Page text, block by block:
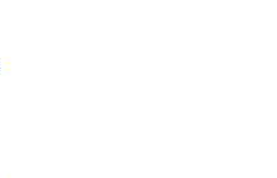
åk 1, Villkorligt
och robotik, åk 2,
och robotik, åk 1,